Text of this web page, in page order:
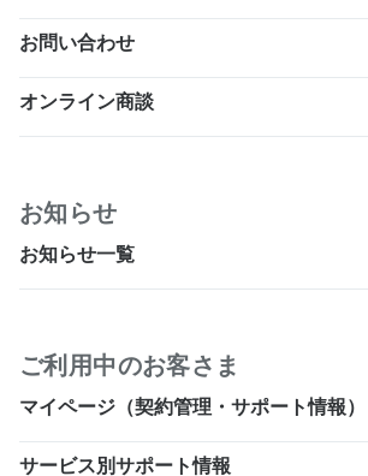
お問い合わせ
オンライン商談
お知らせ
お知らせ一覧
ご利用中のお客さま
マイページ（契約管理・サポート情報）
サービス別サポート情報